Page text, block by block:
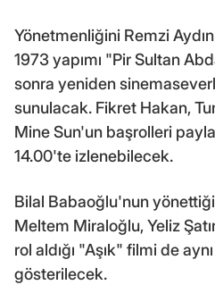
Yönetmenliğini Remzi
1973 yapımı "Pir Sultan
sonra yeniden
sunulacak. Fikret Hakan,
Mine Sun'un başrolleri
14.00'te izlenebilecek.
Bilal Babaoğlu'nun
Meltem Miraloğlu, Yeliz
rol aldığı "Aşık" filmi de
gösterilecek.